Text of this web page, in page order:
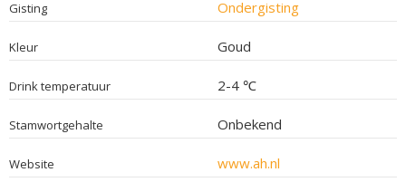
Gisting Ondergisting
Kleur Goud
Drink temperatuur 2-4 ℃
Stamwortgehalte Onbekend
Website www.ah.nl